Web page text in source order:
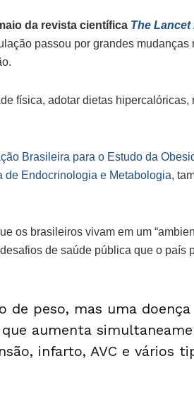
da revista científica The Lancet
passou por grandes mudanças
física, adotar dietas hipercalóricas,
Brasileira para o Estudo da
de Endocrinologia e Metabologia,
os brasileiros vivam em um
de saúde pública que o país
de peso, mas uma doença
aumenta
infarto, AVC e vários